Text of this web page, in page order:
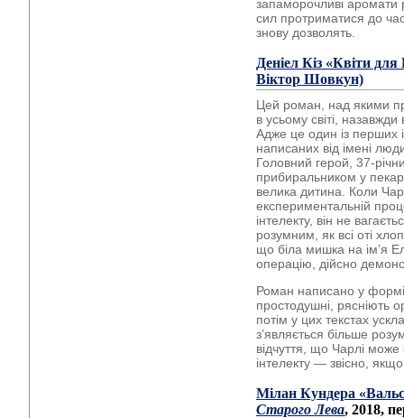
запаморочливі аромати
сил протриматися до
знову дозволять.
Деніел Кіз «Квіти
Віктор Шовкун)
Цей роман, над якими
в усьому світі,
Адже це один із перших
написаних від імені
Головний герой, 37-
прибиральником у
велика дитина. Коли
експериментальній
інтелекту, він не
розумним, як всі оті
що біла мишка на ім’я
операцію, дійсно
Роман написано у формі
простодушні, рясніють
потім у цих текстах
з’являється більше
відчуття, що Чарлі може
інтелекту — звісно,
Мілан Кундера
Старого Лева, 2018,